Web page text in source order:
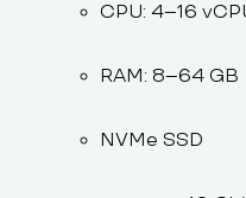
CPU: 4–16
RAM: 8–64 GB
NVMe SSD